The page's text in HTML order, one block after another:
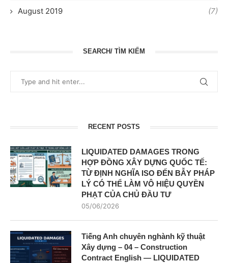
August 2019 (7)
SEARCH/ TÌM KIẾM
RECENT POSTS
LIQUIDATED DAMAGES TRONG
HỢP ĐỒNG XÂY DỰNG QUỐC TẾ:
TỪ ĐỊNH NGHĨA ISO ĐẾN BẪY PHÁP
LÝ CÓ THỂ LÀM VÔ HIỆU QUYỀN
PHẠT CỦA CHỦ ĐẦU TƯ
05/06/2026
Tiếng Anh chuyên nghành kỹ thuật
Xây dựng – 04 – Construction
Contract English — LIQUIDATED